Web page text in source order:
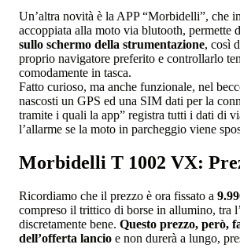
Un’altra novità è la APP “Morbidelli”, che
accoppiata alla moto via blutooth, permette
sullo schermo della strumentazione, così
proprio navigatore preferito e controllarlo
comodamente in tasca.
Fatto curioso, ma anche funzionale, nel
nascosti un GPS ed una SIM dati per la
tramite i quali la app” registra tutti i dati di
l’allarme se la moto in parcheggio viene
Morbidelli T 1002 VX:
Ricordiamo che il prezzo è ora fissato a
compreso il trittico di borse in allumino, tra
discretamente bene. Questo prezzo, però,
dell’offerta lancio e non durerà a lungo,